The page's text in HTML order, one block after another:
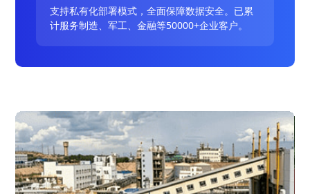
支持私有化部署模式，全面保障数据安全。已累
计服务制造、军工、金融等50000+企业客户。